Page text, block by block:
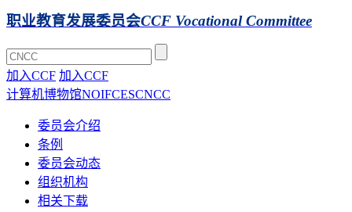
职业教育发展委员会CCF Vocational Committee
加入CCF 加入CCF
计算机博物馆NOIFCESCNCC
委员会介绍
条例
委员会动态
组织机构
相关下载